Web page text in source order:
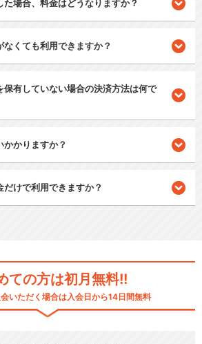
た場合、料金はどうなりますか？
なくても利用できますか？
保有していない場合の決済方法は何で
かかりますか？
だけで利用できますか？
ての方は初月無料!!
いただく場合は入会日から14日間無料